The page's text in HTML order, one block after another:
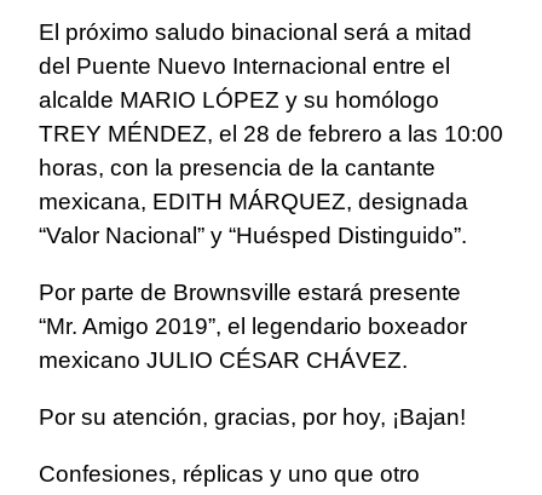
El próximo saludo binacional será a mitad
del Puente Nuevo Internacional entre el
alcalde MARIO LÓPEZ y su homólogo
TREY MÉNDEZ, el 28 de febrero a las 10:00
horas, con la presencia de la cantante
mexicana, EDITH MÁRQUEZ, designada
“Valor Nacional” y “Huésped Distinguido”.
Por parte de Brownsville estará presente
“Mr. Amigo 2019”, el legendario boxeador
mexicano JULIO CÉSAR CHÁVEZ.
Por su atención, gracias, por hoy, ¡Bajan!
Confesiones, réplicas y uno que otro